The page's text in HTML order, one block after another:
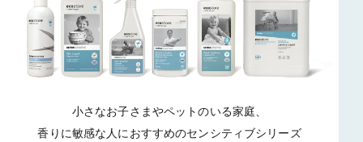
小さなお子さまやペットのいる家庭、
香りに敏感な人におすすめのセンシティブシリーズ